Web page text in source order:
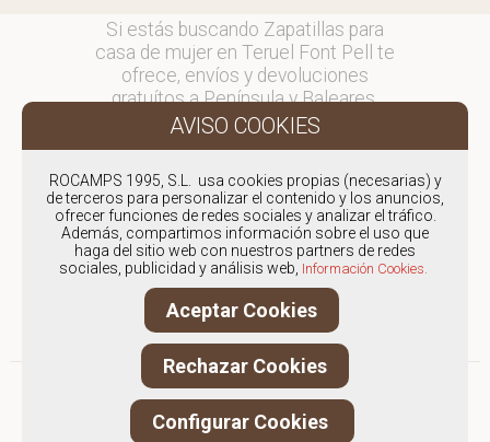
Si estás buscando Zapatillas para
casa de mujer en Teruel Font Pell te
ofrece, envíos y devoluciones
gratuítos a Península y Baleares,
para otros destinos consultar
en comercial@fontpell.com.
Los envíos a Teruel gestionados
entre semana se entregarán en
menos de 48 horas; los pedidos
realizados en fin de semana, el
producto se enviará a partir del
lunes.
ROCAMPS 1995, S.L. usa cookies propias (necesarias) y
de terceros para personalizar el contenido y los anuncios,
ofrecer funciones de redes sociales y analizar el tráfico.
Además, compartimos información sobre el uso que
haga del sitio web con nuestros partners de redes
sociales, publicidad y análisis web, Información Cookies.
Aceptar Cookies
Rechazar Cookies
Configurar Cookies